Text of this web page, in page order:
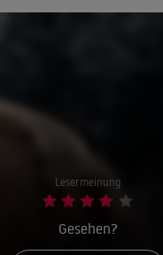
Lesermeinung
Gesehen?